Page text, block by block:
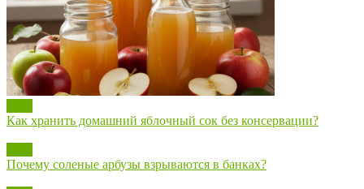
Как хранить домашний яблочный сок без консервации?
Почему соленые арбузы взрываются в банках?